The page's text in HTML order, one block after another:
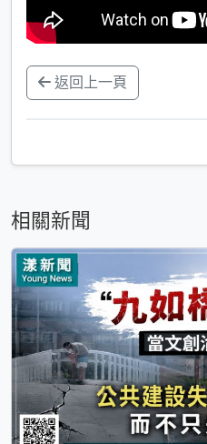
返回上一頁
相關新聞